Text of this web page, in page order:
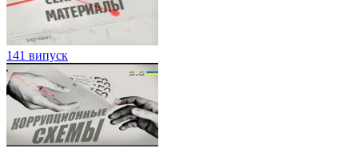
141 випуск